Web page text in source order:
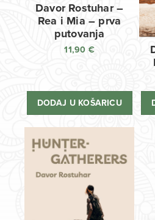
Davor Rostuhar –
Rea i Mia – prva
putovanja
11,90 €
DODAJ U KOŠARICU